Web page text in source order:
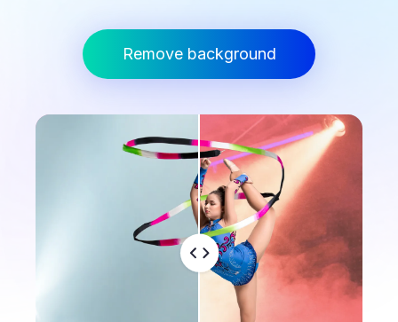
Remove background